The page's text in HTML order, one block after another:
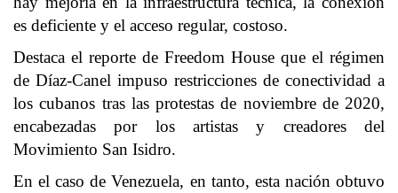
es deficiente y el acceso regular, costoso.
Destaca el reporte de Freedom House que el régimen
de Díaz-Canel impuso restricciones de conectividad a
los cubanos tras las protestas de noviembre de 2020,
encabezadas por los artistas y creadores del
Movimiento San Isidro.
En el caso de Venezuela, en tanto, esta nación obtuvo